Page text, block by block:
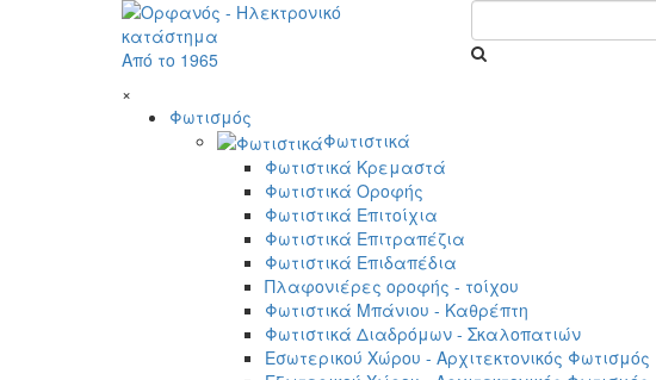
Από το 1965
×
Φωτισμός
Φωτιστικά
Φωτιστικά Κρεμαστά
Φωτιστικά Οροφής
Φωτιστικά Επιτοίχια
Φωτιστικά Επιτραπέζια
Φωτιστικά Επιδαπέδια
Πλαφονιέρες οροφής - τοίχου
Φωτιστικά Μπάνιου - Καθρέπτη
Φωτιστικά Διαδρόμων - Σκαλοπατιών
Εσωτερικού Χώρου - Αρχιτεκτονικός Φωτισμός